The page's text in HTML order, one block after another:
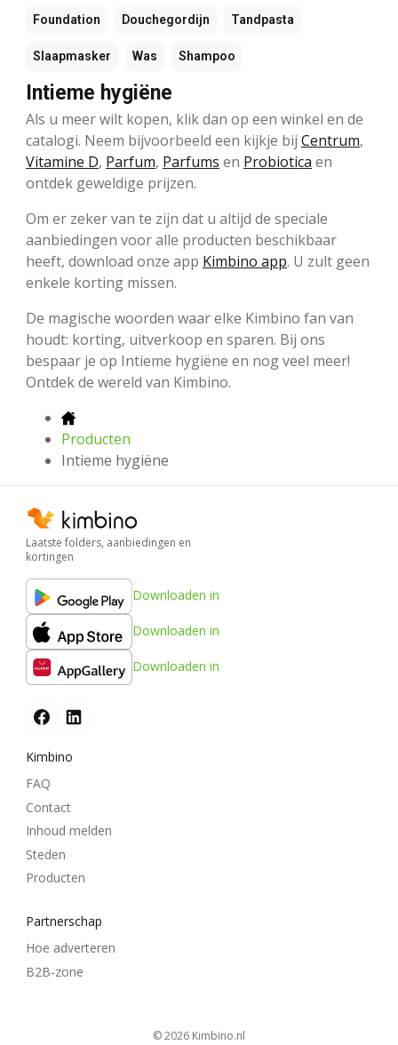
Foundation Douchegordijn Tandpasta
Slaapmasker Was Shampoo
Intieme hygiëne
Als u meer wilt kopen, klik dan op een winkel en de
catalogi. Neem bijvoorbeeld een kijkje bij Centrum,
Vitamine D, Parfum, Parfums en Probiotica en
ontdek geweldige prijzen.
Om er zeker van te zijn dat u altijd de speciale
aanbiedingen voor alle producten beschikbaar
heeft, download onze app Kimbino app. U zult geen
enkele korting missen.
De magische woorden waar elke Kimbino fan van
houdt: korting, uitverkoop en sparen. Bij ons
bespaar je op Intieme hygiëne en nog veel meer!
Ontdek de wereld van Kimbino.
Producten
Intieme hygiëne
Laatste folders, aanbiedingen en
kortingen
Downloaden in
Downloaden in
Downloaden in
Kimbino
FAQ
Contact
Inhoud melden
Steden
Producten
Partnerschap
Hoe adverteren
B2B-zone
© 2026 kimbino.nl